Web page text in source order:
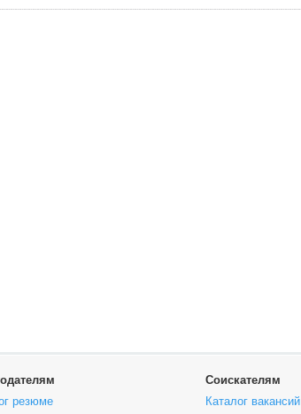
резюме
Соискателям
Каталог вакансий